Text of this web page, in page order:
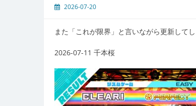
2026-07-20
また「これが限界」と言いながら更新してし
2026-07-11 千本桜